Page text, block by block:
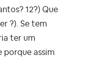
12?) Que
?). Se tem
ter um
porque assim